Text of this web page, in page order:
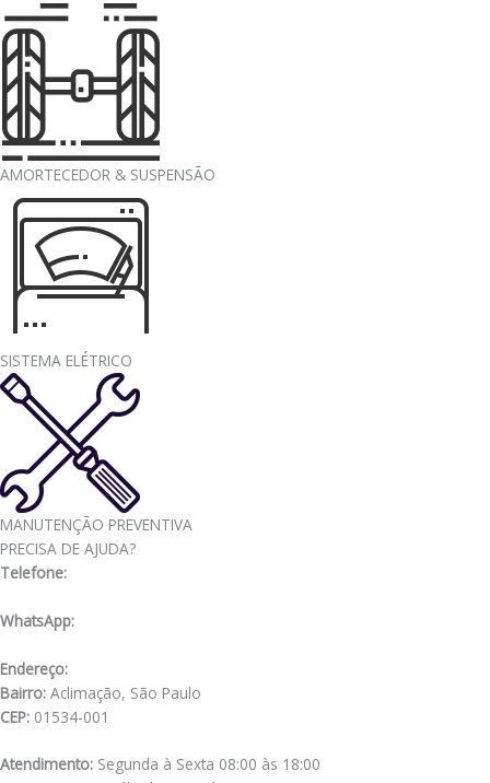
AMORTECEDOR & SUSPENSÃO
SISTEMA ELÉTRICO
MANUTENÇÃO PREVENTIVA
PRECISA DE AJUDA?
Telefone:
WhatsApp:
Endereço:
Bairro: Aclimação, São Paulo
CEP: 01534-001
Atendimento: Segunda à Sexta 08:00 às 18:00